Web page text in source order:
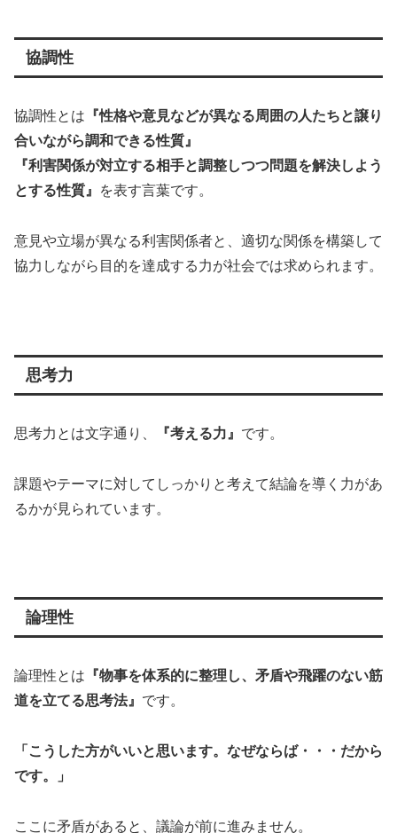
協調性
協調性とは 『性格や意見などが異なる周囲の人たちと譲り
合いながら調和できる性質』
『利害関係が対立する相手と調整しつつ問題を解決しよう
とする性質』
を表す言葉です。
意見や立場が異なる利害関係者と、適切な関係を構築して
協力しながら目的を達成する力が社会では求められます。
思考力
思考力とは文字通り、 『考える力』 です。
課題やテーマに対してしっかりと考えて結論を導く力があ
るかが見られています。
論理性
論理性とは 『物事を体系的に整理し、矛盾や飛躍のない筋
道を立てる思考法』 です。
「こうした方がいいと思います。なぜならば・・・だから
です。」
ここに矛盾があると、議論が前に進みません。